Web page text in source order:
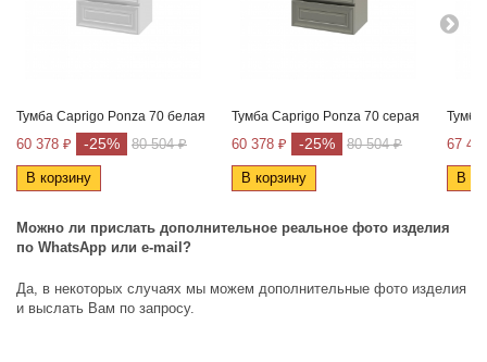
Тумба Caprigo Ponza 70 белая
60 378 ₽ -25% 80 504 ₽
В корзину
Тумба Caprigo Ponza 70 серая
60 378 ₽ -25% 80 504 ₽
В корзину
Тумба
67
В
Можно ли прислать дополнительное реальное фото изделия
по WhatsApp или e-mail ?
Да, в некоторых случаях мы можем дополнительные фото изделия
и выслать Вам по запросу.